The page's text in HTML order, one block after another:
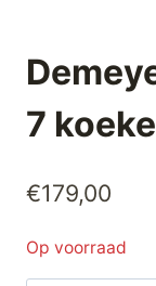
7
€179,00
Op voorraad